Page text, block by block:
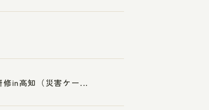
修in高知（災害ケー...